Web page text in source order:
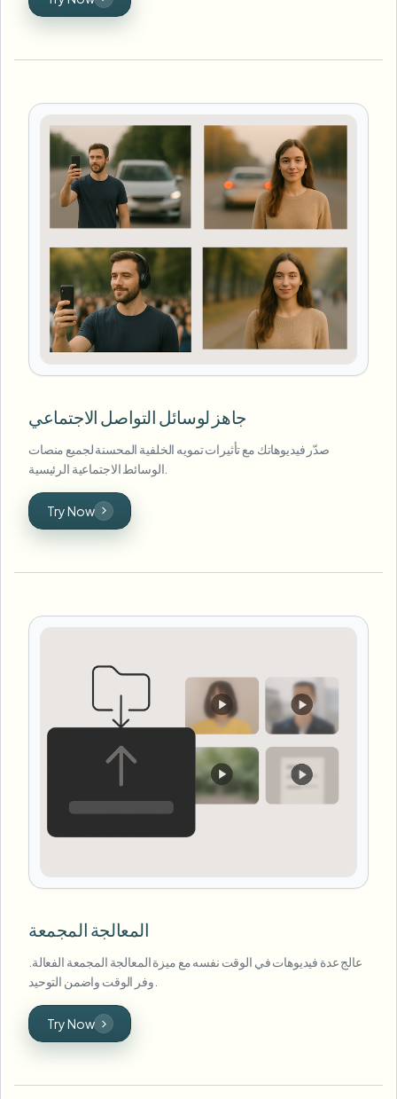
جاهز لوسائل التواصل الاجتماعي
صدّر فيديوهاتك مع تأثيرات تمويه الخلفية المحسنة لجميع منصات
Try Now
المعالجة المجمعة
عالج عدة فيديوهات في الوقت نفسه مع ميزة المعالجة المجمعة الفعالة.
Try Now